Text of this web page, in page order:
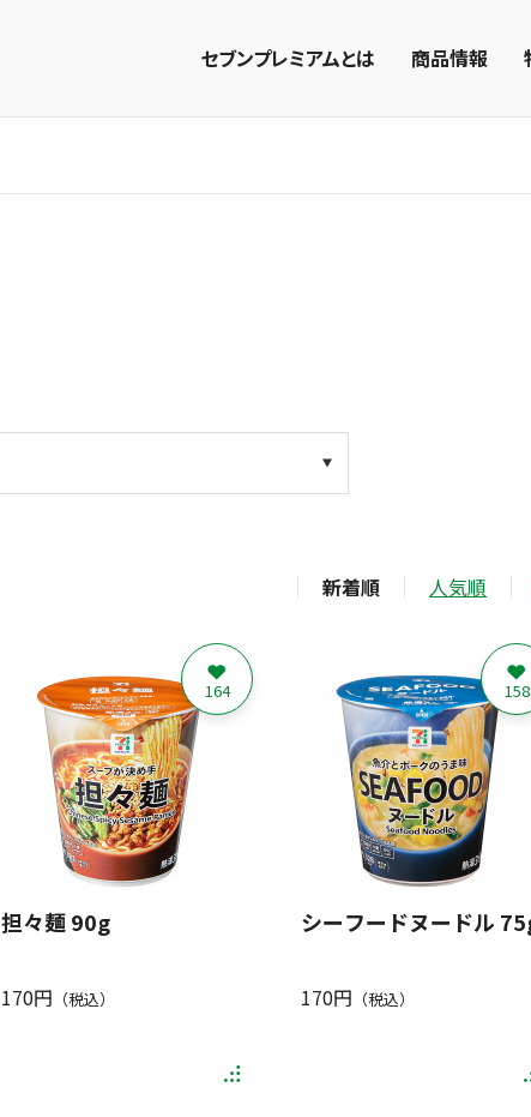
セブンプレミアムとは 商品情報
新着順 人気順
担々麺 90g
170円 （税込）
164
シーフードヌードル
170円 （税込）
158